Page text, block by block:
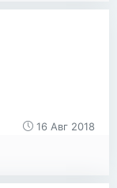
16 Авг 2018